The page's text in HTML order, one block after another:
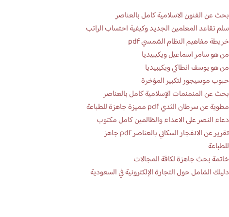
بحث عن الفنون الاسلامية كامل بالعناصر
سلم تقاعد المعلمين الجديد وكيفية احتساب الراتب
خريطة مفاهيم النظام الشمسي pdf
من هو سامر اسماعيل ويكيبيديا
من هو يوسف انطاكي ويكيبيديا
حبوب موسيجور لتكبير المؤخرة
بحث عن المنمنمات الإسلامية كامل بالعناصر
مطوية عن سرطان الثدي pdf مميزة جاهزة للطباعة
دعاء النصر على الاعداء والظالمين كامل مكتوب
تقرير عن الانفجار السكاني بالعناصر pdf جاهز
للطباعة
خاتمة بحث جاهزة لكافة المجالات
دليلك الشامل حول التجارة الإلكترونية في السعودية